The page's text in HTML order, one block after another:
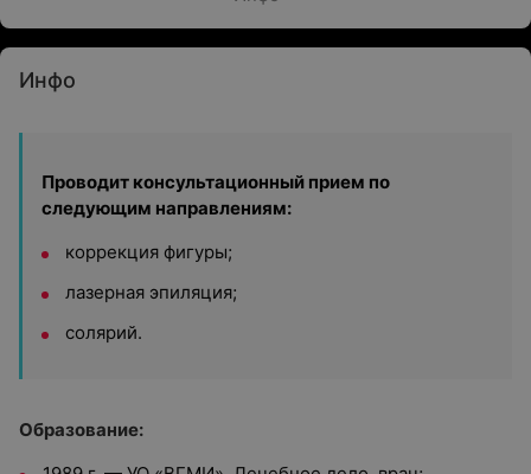
Инфо
Проводит консультационный прием по
следующим направлениям:
коррекция фигуры;
лазерная эпиляция;
солярий.
Образование: